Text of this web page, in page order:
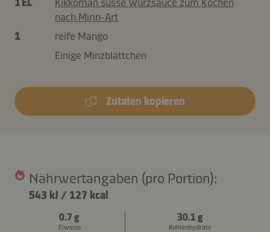
nach Mirin-Art
1
reife Mango
Einige Minzblättchen
Zutaten kopieren
Nährwertangaben (pro Portion):
543 kJ / 127 kcal
0.7 g
Eiweiss
30.1 g
Kohlenhydrate